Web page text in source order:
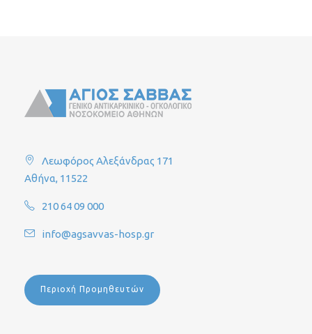
Λεωφόρος Αλεξάνδρας 171
Αθήνα, 11522
210 64 09 000
info@agsavvas-hosp.gr
Περιοχή Προμηθευτών